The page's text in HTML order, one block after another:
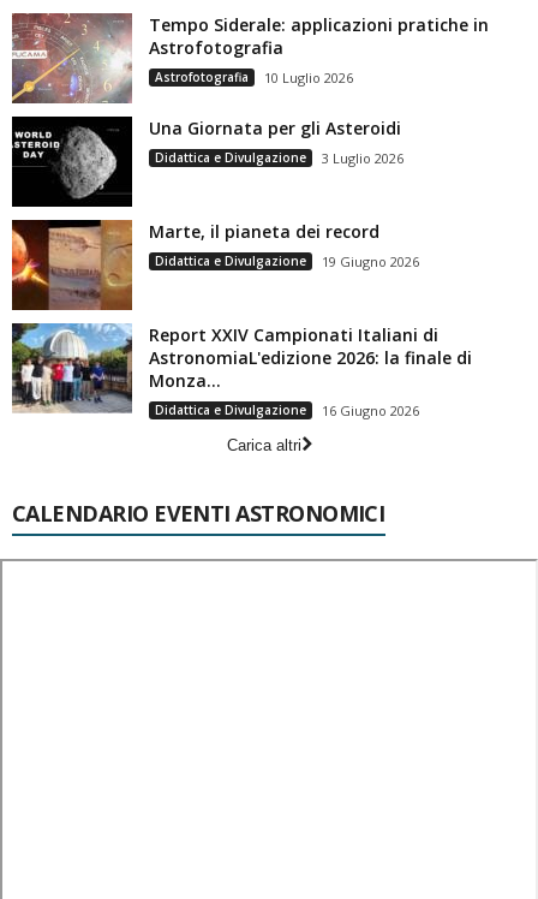
Tempo Siderale: applicazioni pratiche in
Astrofotografia
Astrofotografia 10 Luglio 2026
Una Giornata per gli Asteroidi
Didattica e Divulgazione 3 Luglio 2026
Marte, il pianeta dei record
Didattica e Divulgazione 19 Giugno 2026
Report XXIV Campionati Italiani di
AstronomiaL'edizione 2026: la finale di
Monza...
Didattica e Divulgazione
16 Giugno 2026
Carica altri
CALENDARIO EVENTI ASTRONOMICI